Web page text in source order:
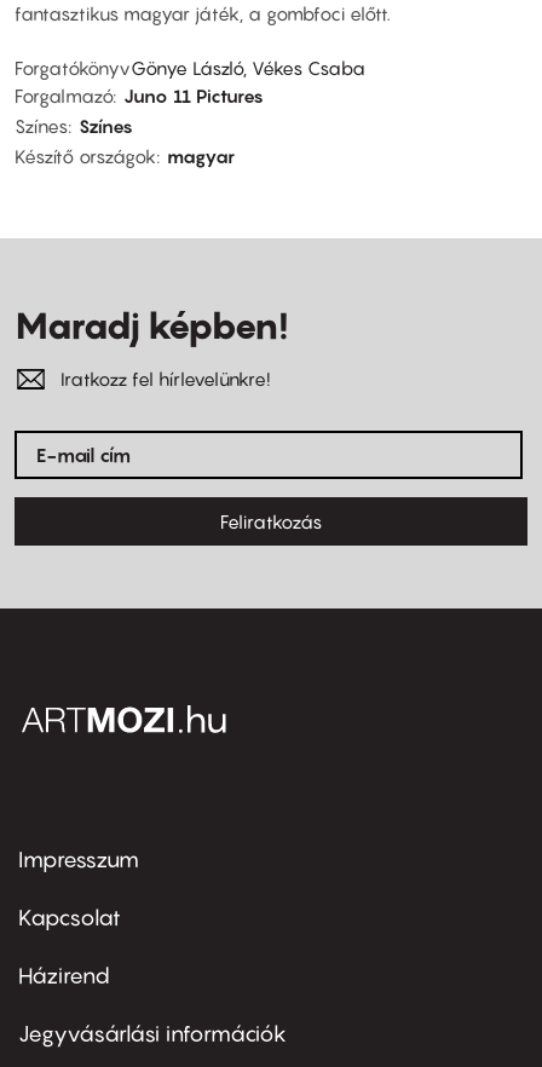
fantasztikus magyar játék, a gombfoci előtt.
ForgatókönyvGönye László, Vékes Csaba
Forgalmazó Juno 11 Pictures
Színes Színes
Készítő országok
magyar
Maradj képben!
Iratkozz fel hírlevelünkre!
Feliratkozás
Footer
first
Impresszum
Kapcsolat
Footer
second
Házirend
Jegyvásárlási információk